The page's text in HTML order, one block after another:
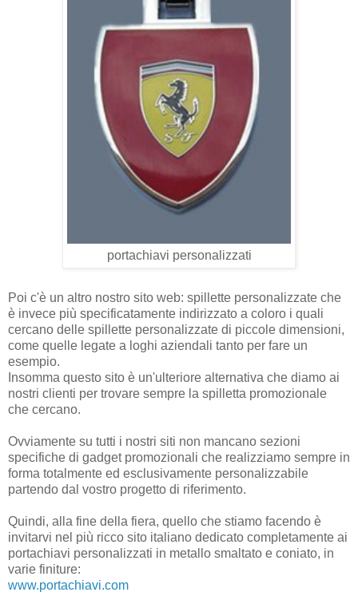
portachiavi personalizzati
Poi c'è un altro nostro sito web: spillette personalizzate che
è invece più specificatamente indirizzato a coloro i quali
cercano delle spillette personalizzate di piccole dimensioni,
come quelle legate a loghi aziendali tanto per fare un
esempio.
Insomma questo sito è un'ulteriore alternativa che diamo ai
nostri clienti per trovare sempre la spilletta promozionale
che cercano.
Ovviamente su tutti i nostri siti non mancano sezioni
specifiche di gadget promozionali che realizziamo sempre in
forma totalmente ed esclusivamente personalizzabile
partendo dal vostro progetto di riferimento.
Quindi, alla fine della fiera, quello che stiamo facendo è
invitarvi nel più ricco sito italiano dedicato completamente ai
portachiavi personalizzati in metallo smaltato e coniato, in
varie finiture:
www.portachiavi.com